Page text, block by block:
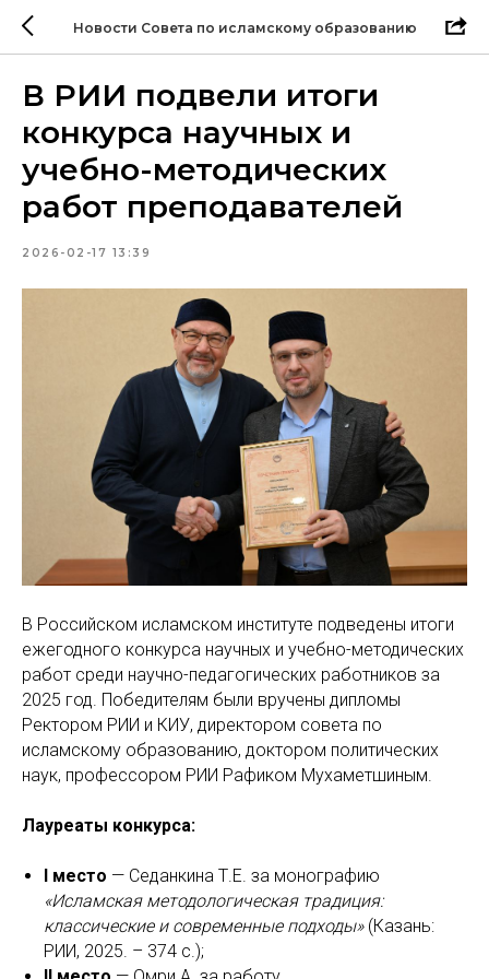
Новости Совета по исламскому образованию
В РИИ подвели итоги
конкурса научных и
учебно-методических
работ преподавателей
2026-02-17 13:39
В Российском исламском институте подведены итоги
ежегодного конкурса научных и учебно-методических
работ среди научно-педагогических работников за
2025 год. Победителям были вручены дипломы
Ректором РИИ и КИУ, директором совета по
исламскому образованию, доктором политических
наук, профессором РИИ Рафиком Мухаметшиным.
Лауреаты конкурса:
I место — Седанкина Т.Е. за монографию
«Исламская методологическая традиция:
классические и современные подходы»(Казань:
РИИ, 2025. – 374 с.);